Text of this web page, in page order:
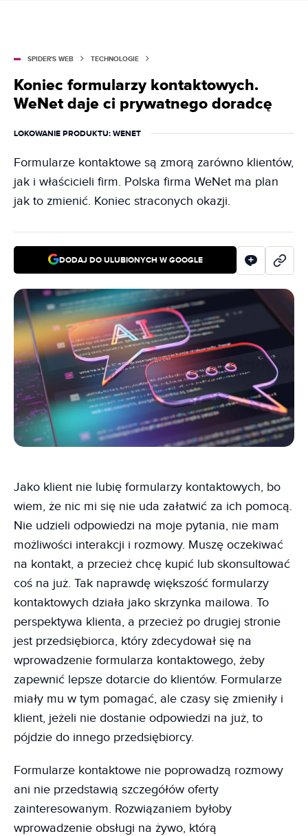
SPIDER'S WEB TECHNOLOGIE
Koniec formularzy kontaktowych.
WeNet daje ci prywatnego doradcę
LOKOWANIE PRODUKTU: WENET
Formularze kontaktowe są zmorą zarówno klientów,
jak i właścicieli firm. Polska firma WeNet ma plan
jak to zmienić. Koniec straconych okazji.
DODAJ DO ULUBIONYCH W GOOGLE
Jako klient nie lubię formularzy kontaktowych, bo
wiem, że nic mi się nie uda załatwić za ich pomocą.
Nie udzieli odpowiedzi na moje pytania, nie mam
możliwości interakcji i rozmowy. Muszę oczekiwać
na kontakt, a przecież chcę kupić lub skonsultować
coś na już. Tak naprawdę większość formularzy
kontaktowych działa jako skrzynka mailowa. To
perspektywa klienta, a przecież po drugiej stronie
jest przedsiębiorca, który zdecydował się na
wprowadzenie formularza kontaktowego, żeby
zapewnić lepsze dotarcie do klientów. Formularze
miały mu w tym pomagać, ale czasy się zmieniły i
klient, jeżeli nie dostanie odpowiedzi na już, to
pójdzie do innego przedsiębiorcy.
Formularze kontaktowe nie poprowadzą rozmowy
ani nie przedstawią szczegółów oferty
zainteresowanym. Rozwiązaniem byłoby
wprowadzenie obsługi na żywo, którą